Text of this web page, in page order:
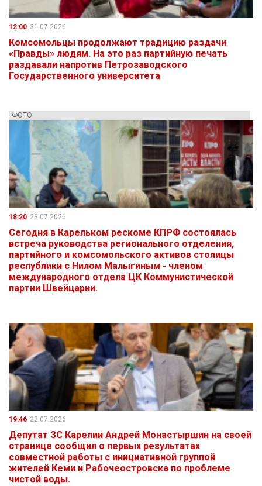
12:00 31.07.2026
Комсомольцы продолжают традицию раздачи
«Правды» людям. На это раз партийную печать
раздавали напротив Петрозаводского
Государственного университета
ФОТО
18:20 23.07.2026
Сегодня в Карельком рескоме КПРФ состоялась
встреча руководства регионального отделения,
партийного и комсомольского активов столицы
республики с Нилом Малыгиным - членом
международного отдела ЦК Коммунистической
партии Швейцарии.
19:46 22.07.2026
Депутат ЗС Карелии Андрей Монастыршин на своей
странице сообщил о первых результатах
совместной работы с инициативной группой
жителей Кеми и Рабочеостровска по проблеме
чистой воды.